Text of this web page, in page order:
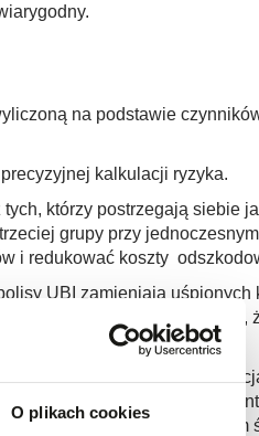
O plikach cookies
na podstawie
kalkulacji ryzyka.
którzy postrzegają siebie
grupy przy
i redukować koszty
UBI zamieniają uśpionych
jest tym bardziej znaczący,
możliwa jest pełna
w czasie i ze znajomością
Witamy w naszym